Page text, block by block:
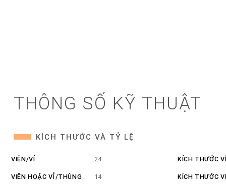
THÔNG SỐ KỸ THUẬT
KÍCH THƯỚC VÀ TỶ LỆ
VIÊN/VỈ 24 KÍCH THƯỚC
VIÊN HOẶC VỈ/THÙNG 14 KÍCH THƯỚC